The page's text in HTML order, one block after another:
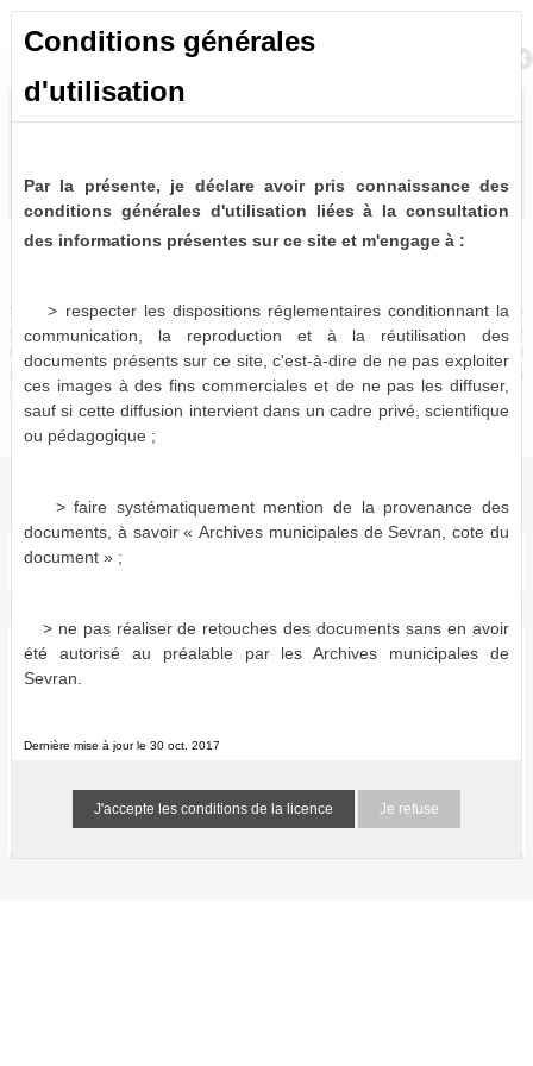
Bulletins et journaux municipaux de Sevran
Sources historiques précieuses, les bulletins et journaux municipaux de Sevran
sont désormais partiellement disponibles à la consultation virtuelle. Pour le
moment, seules les périodes 1963-1975, 1986-1987 et 1996-2001 sont
actuellement numérisées et consultables en ligne, le reste devant être mis à
disposition dans les mois qui viennent.
Bulletins et journaux municipaux de Sevran
Aucun document ne correspond aux termes de recherche
spécifiés :
Vérifiez l'orthographe des termes recherchés.
Conditions générales
d'utilisation
Par la présente, je déclare avoir pris connaissance des
conditions générales d'utilisation liées à la consultation
des informations présentes sur ce site et m'engage à :
> respecter les dispositions réglementaires conditionnant la
communication, la reproduction et à la réutilisation des
documents présents sur ce site, c'est-à-dire de ne pas exploiter
ces images à des fins commerciales et de ne pas les diffuser,
sauf si cette diffusion intervient dans un cadre privé, scientifique
ou pédagogique ;
> faire systématiquement mention de la provenance des
documents, à savoir « Archives municipales de Sevran, cote du
document » ;
> ne pas réaliser de retouches des documents sans en avoir
été autorisé au préalable par les Archives municipales de
Sevran.
Dernière mise à jour le 30 oct. 2017
Je refuse